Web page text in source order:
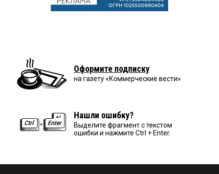
Оформите подписку
на газету «Коммерческие вести»
Нашли ошибку?
Выделите фрагмент с текстом
ошибки и нажмите Ctrl + Enter.